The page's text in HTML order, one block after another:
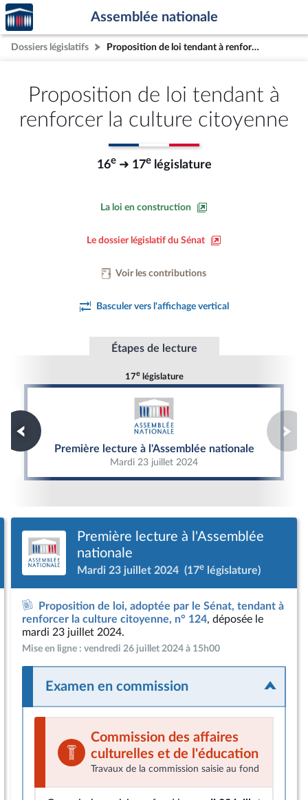
Aller au contenu
Aller en bas de la page
Accèder
à la
page
d'accueil
Assemblée nationale
Dossiers législatifs Proposition de loi tendant à renforcer la culture citoyenne
Proposition de loi tendant à
renforcer la culture citoyenne
16e➜ 17elégislature
La loi en construction
Le dossier législatif du Sénat
Voir les contributions
Basculer vers l'affichage vertical
Étapes de lecture
17elégislature
Première lecture à l'Assemblée nationale
Mardi 23 juillet 2024
Première lecture à l'Assemblée nationale
Première lecture à l'Assemblée
nationale
Mardi 23 juillet 2024 (17e législature)
Proposition de loi, adoptée par le Sénat, tendant à
renforcer la culture citoyenne, n° 124, déposée le
mardi 23 juillet 2024.
Mise en ligne : vendredi 26 juillet 2024 à 15h00
Examen en commission
Commission des affaires
culturelles et de l'éducation
Travaux de la commission saisie au fond